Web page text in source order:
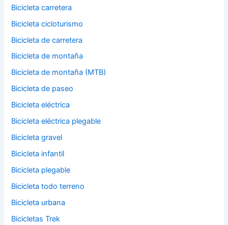
Bicicleta carretera
Bicicleta cicloturismo
Bicicleta de carretera
Bicicleta de montaña
Bicicleta de montaña (MTB)
Bicicleta de paseo
Bicicleta eléctrica
Bicicleta eléctrica plegable
Bicicleta gravel
Bicicleta infantil
Bicicleta plegable
Bicicleta todo terreno
Bicicleta urbana
Bicicletas Trek